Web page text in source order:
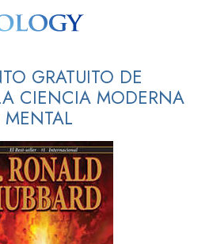
GRATUITO DE
CIENCIA MODERNA